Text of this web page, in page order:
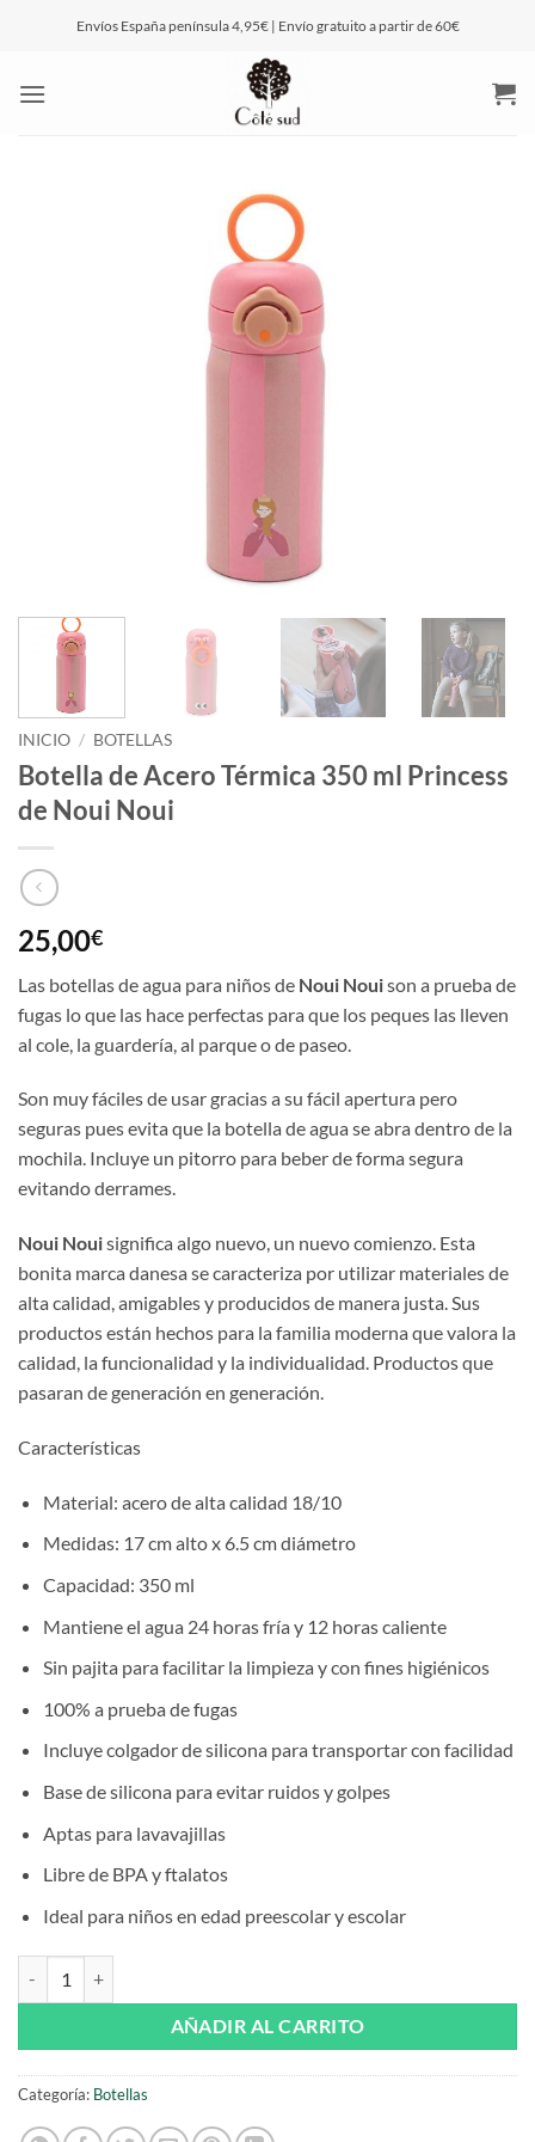
Envíos España península 4,95€ | Envío gratuito a partir de 60€
INICIO / BOTELLAS
Botella de Acero Térmica 350 ml Princess
de Noui Noui
25,00€
Las botellas de agua para niños de Noui Nouison a prueba de
fugas lo que las hace perfectas para que los peques las lleven
al cole, la guardería, al parque o de paseo.
Son muy fáciles de usar gracias a su fácil apertura pero
seguras pues evita que la botella de agua se abra dentro de la
mochila. Incluye un pitorro para beber de forma segura
evitando derrames.
Noui Nouisignifica algo nuevo, un nuevo comienzo. Esta
bonita marca danesa se caracteriza por utilizar materiales de
alta calidad, amigables y producidos de manera justa. Sus
productos están hechos para la familia moderna que valora la
calidad, la funcionalidad y la individualidad. Productos que
pasaran de generación en generación.
Características
Material: acero de alta calidad 18/10
Medidas: 17 cm alto x 6.5 cm diámetro
Capacidad: 350 ml
Mantiene el agua 24 horas fría y 12 horas caliente
Sin pajita para facilitar la limpieza y con fines higiénicos
100% a prueba de fugas
Incluye colgador de silicona para transportar con facilidad
Base de silicona para evitar ruidos y golpes
Aptas para lavavajillas
Libre de BPA y ftalatos
Ideal para niños en edad preescolar y escolar
AÑADIR AL CARRITO
Categoría: Botellas